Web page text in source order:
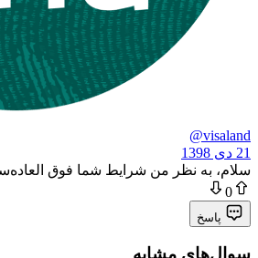
@visaland
21 دی 1398
سلام، به نظر من شرایط شما فوق
0
پاسخ
سوال‌های مشابه